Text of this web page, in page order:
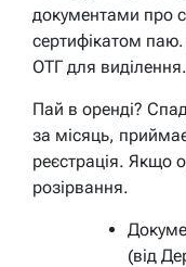
документами про
сертифікатом паю.
ОТГ для виділення.
Пай в оренді?
за місяць,
реєстрація. Якщо
розірвання.
(від